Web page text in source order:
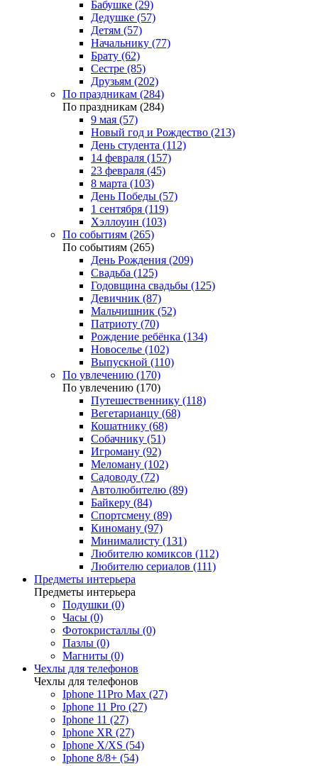
Бабушке (29)
Дедушке (57)
Детям (57)
Начальнику (77)
Брату (62)
Сестре (85)
Друзьям (202)
По праздникам (284)
По праздникам (284)
9 мая (57)
Новый год и Рождество (213)
День студента (112)
14 февраля (157)
23 февраля (45)
8 марта (103)
День Победы (57)
1 сентября (119)
Хэллоуин (103)
По событиям (265)
По событиям (265)
День Рождения (209)
Свадьба (125)
Годовщина свадьбы (125)
Девичник (87)
Мальчишник (52)
Патриоту (70)
Рождение ребёнка (134)
Новоселье (102)
Выпускной (110)
По увлечению (170)
По увлечению (170)
Путешественнику (118)
Вегетарианцу (68)
Кошатнику (68)
Собачнику (51)
Игроману (92)
Меломану (102)
Садоводу (72)
Автолюбителю (89)
Байкеру (84)
Спортсмену (89)
Киноману (97)
Минималисту (131)
Любителю комиксов (112)
Любителю сериалов (111)
Предметы интерьера
Предметы интерьера
Подушки (0)
Часы (0)
Фотокристаллы (0)
Пазлы (0)
Магниты (0)
Чехлы для телефонов
Чехлы для телефонов
Iphone 11Pro Max (27)
Iphone 11 Pro (27)
Iphone 11 (27)
Iphone XR (27)
Iphone X/XS (54)
Iphone 8/8+ (54)